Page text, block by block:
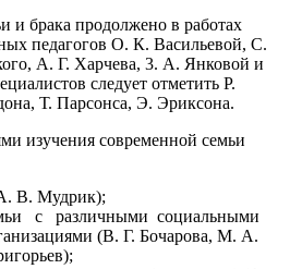
и брака продолжено в работах
педагогов О. К. Васильевой, С.
А. Г. Харчева, 3. А. Янковой и
следует отметить Р.
Т. Парсонса, Э. Эриксона.
изучения современной семьи
В. Мудрик);
с различными социальными
(В. Г. Бочарова, М. А.